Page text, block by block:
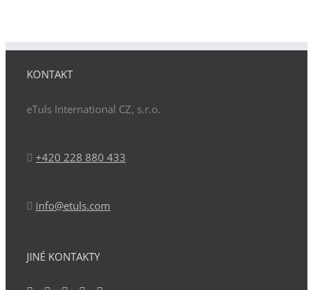
KONTAKT
eTuls International CZ, s.r.o.
+420 228 880 433
info@etuls.com
JINÉ KONTAKTY